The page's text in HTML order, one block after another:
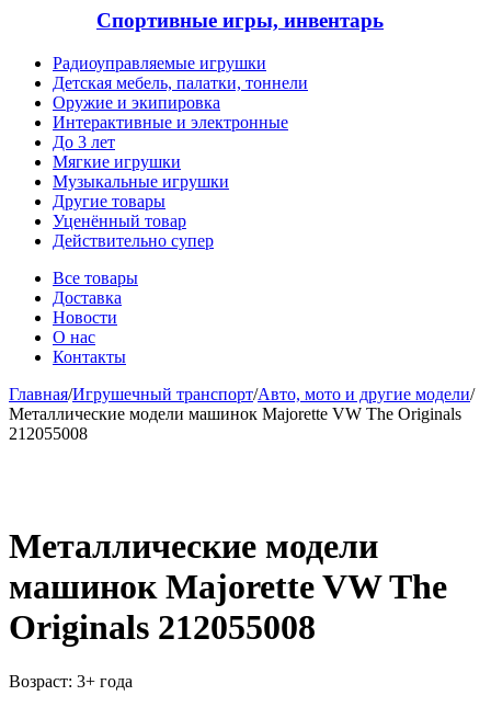
Спортивные игры, инвентарь
Радиоуправляемые игрушки
Детская мебель, палатки, тоннели
Оружие и экипировка
Интерактивные и электронные
До 3 лет
Мягкие игрушки
Музыкальные игрушки
Другие товары
Уценённый товар
Действительно супер
Все товары
Доставка
Новости
О нас
Контакты
Главная/Игрушечный транспорт/Авто, мото и другие модели/
Металлические модели машинок Majorette VW The Originals
212055008
Металлические модели
машинок Majorette VW The
Originals 212055008
Возраст: 3+ года